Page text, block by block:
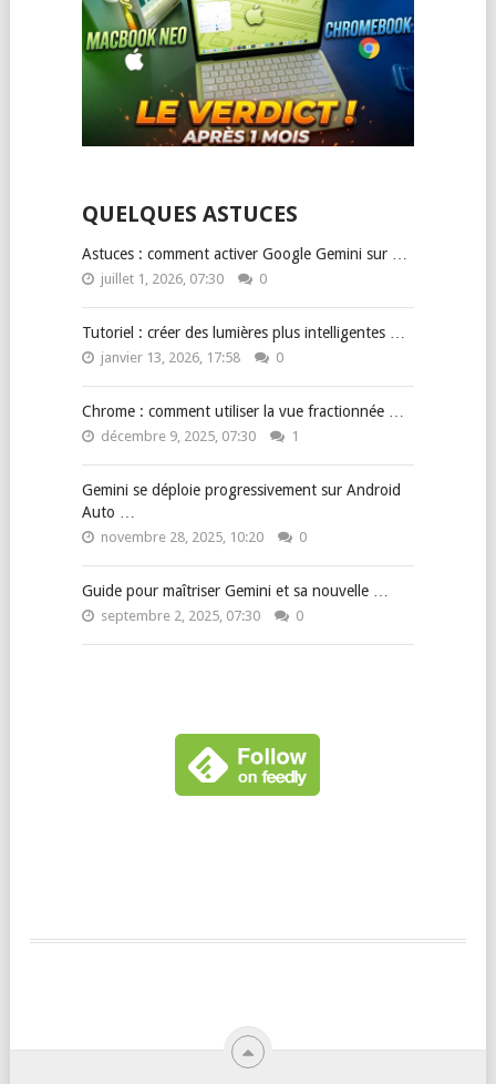
QUELQUES ASTUCES
Astuces : comment activer Google Gemini sur …
juillet 1, 2026, 07:30 0
Tutoriel : créer des lumières plus intelligentes …
janvier 13, 2026, 17:58 0
Chrome : comment utiliser la vue fractionnée …
décembre 9, 2025, 07:30 1
Gemini se déploie progressivement sur Android
Auto …
novembre 28, 2025, 10:20 0
Guide pour maîtriser Gemini et sa nouvelle …
septembre 2, 2025, 07:30 0